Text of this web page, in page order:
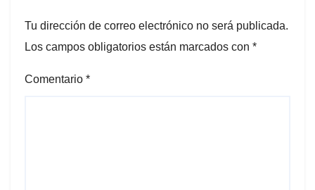
Tu dirección de correo electrónico no será publicada.
Los campos obligatorios están marcados con *
Comentario *